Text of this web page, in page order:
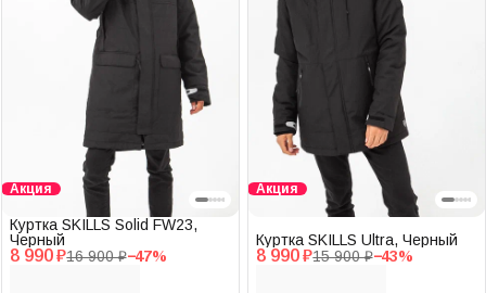
Акция
8 990 ₽16 900 ₽−47%
Куртка SKILLS Solid FW23,
Черный
Акция
8 990 ₽15 900 ₽−43%
Куртка SKILLS Ultra, Черный